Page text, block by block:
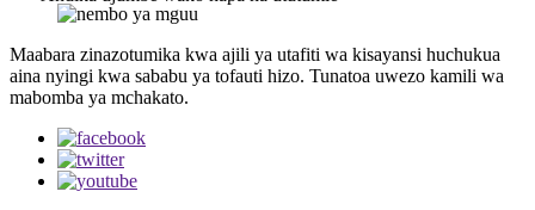
Maabara zinazotumika kwa ajili ya utafiti wa kisayansi huchukua
aina nyingi kwa sababu ya tofauti hizo. Tunatoa uwezo kamili wa
mabomba ya mchakato.